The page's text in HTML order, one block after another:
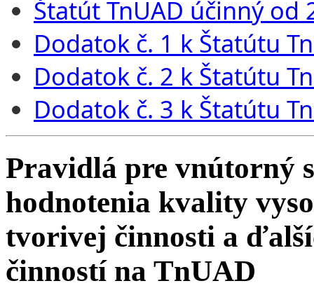
Štatút TnUAD účinný od
Dodatok č. 1 k Štatútu
Dodatok č. 2 k Štatútu
Dodatok č. 3 k Štatútu
Pravidlá pre vnútorný
hodnotenia kvality
tvorivej činnosti a
činností na TnUAD